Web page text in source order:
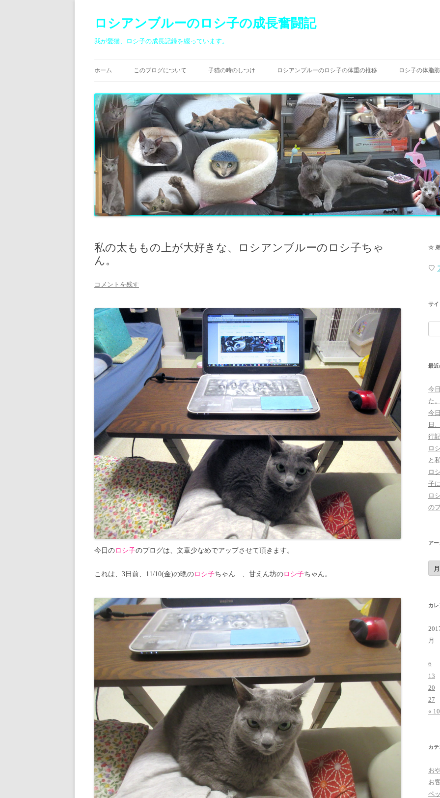
ロシアンブルーのロシ子の成長奮闘記
我が愛猫、ロシ子の成長記録を綴っています。
ン
へ
ス
キ
ッ
プ
ホーム このブログについて 子猫の時のしつけ ロシアンブルーのロシ子の体重の推移 ロシ子の体脂
私の太ももの上が大好きな、ロシアンブルーのロシ子ちゃ
ん。
コメントを残す
今日のロシ子のブログは、文章少なめでアップさせて頂きます。
これは、3日前、11/10(金)の晩のロシ子ちゃん…、甘えん坊のロシ子ちゃん。
☆ 弟
♡
サイ
索:
最近
今
た
今
日
行
ロ
と
ロ
子
ロ
の
ア
ア
ー
カ
カ
月
6
13
20
27
«
カ
お
お
ペ